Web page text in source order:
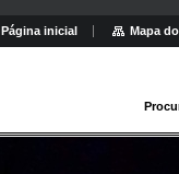
Página inicial Mapa